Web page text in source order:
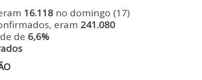
16.118 no domingo (17)
eram 241.080
de 6,6%